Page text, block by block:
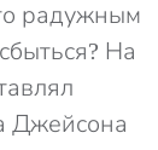
радужным
На
Джейсона